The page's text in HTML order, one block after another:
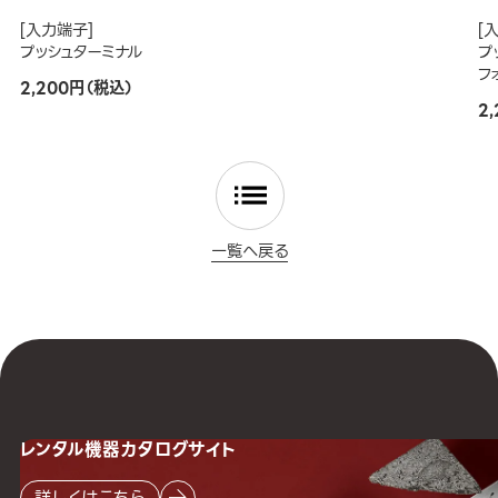
[入力端子]
プッシュターミナル
2,200円（税込）
[
プ
フ
一覧へ戻る
レンタル機器カタログサイト